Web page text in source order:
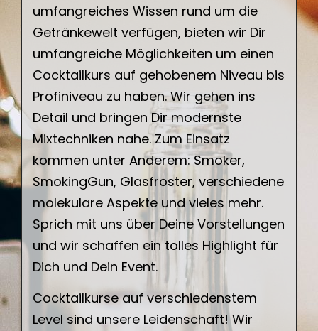
umfangreiches Wissen rund um die
Getränkewelt verfügen, bieten wir Dir
umfangreiche Möglichkeiten um einen
Cocktailkurs auf gehobenem Niveau bis
Profiniveau zu haben. Wir gehen ins
Detail und bringen Dir modernste
Mixtechniken nahe. Zum Einsatz
kommen unter Anderem: Smoker,
SmokingGun, Glasfroster, verschiedene
molekulare Aspekte und vieles mehr.
Sprich mit uns über Deine Vorstellungen
und wir schaffen ein tolles Highlight für
Dich und Dein Event.
Cocktailkurse auf verschiedenstem
Level sind unsere Leidenschaft! Wir